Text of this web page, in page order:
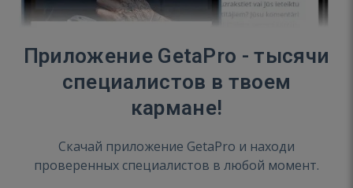
Приложение GetaPro - тысячи
специалистов в твоем
кармане!
Скачай приложение GetaPro и находи
проверенных специалистов в любой момент.